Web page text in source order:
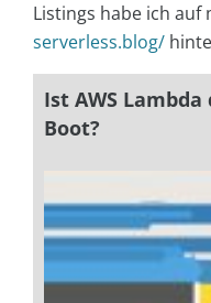
Listings habe ich auf
serverless.blog/
Ist AWS
Boot?